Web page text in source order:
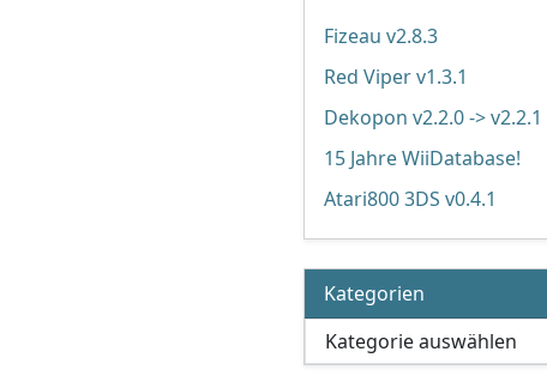
Fizeau v2.8.3
Red Viper v1.3.1
Dekopon v2.2.0 -> v2.2.1
15 Jahre WiiDatabase!
Atari800 3DS v0.4.1
Kategorien
Kategorien